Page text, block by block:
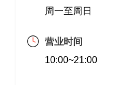
周一至周日
营业时间
10:00~21:00